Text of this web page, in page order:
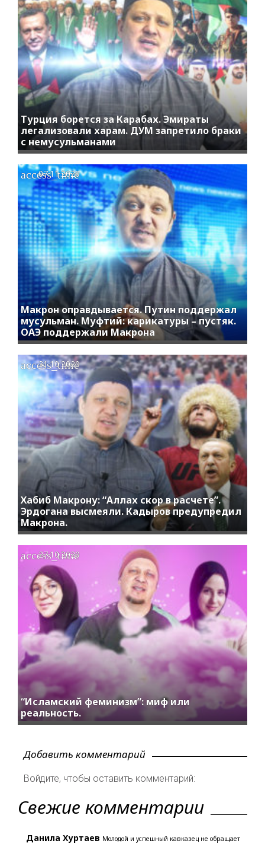
Турция борется за Карабах. Эмираты
легализовали харам. ДУМ запретило браки
с немусульманами
Макрон оправдывается. Путин поддержал
мусульман. Муфтий: карикатуры – пустяк.
ОАЭ поддержали Макрона
access_time
07.11.2020
Хабиб Макрону: “Аллах скор в расчете”.
Эрдогана высмеяли. Кадыров предупредил
Макрона.
access_time
31.10.2020
“Исламский феминизм”: миф или
реальность.
access_time
27.10.2020
Добавить комментарий
Войдите, чтобы оставить комментарий:
Свежие комментарии
Данила Хуртаев Молодой и успешный кавказец не обращает